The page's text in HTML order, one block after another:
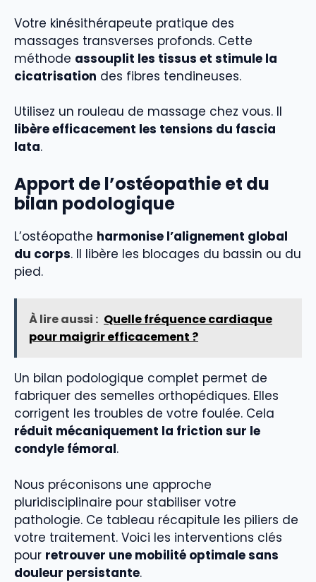
Votre kinésithérapeute pratique des
massages transverses profonds. Cette
méthode assouplit les tissus et stimule la
cicatrisation des fibres tendineuses.
Utilisez un rouleau de massage chez vous. Il
libère efficacement les tensions du fascia
lata.
Apport de l’ostéopathie et du
bilan podologique
L’ostéopathe harmonise l’alignement global
du corps. Il libère les blocages du bassin ou du
pied.
À lire aussi : Quelle fréquence cardiaque
pour maigrir efficacement ?
Un bilan podologique complet permet de
fabriquer des semelles orthopédiques. Elles
corrigent les troubles de votre foulée. Cela
réduit mécaniquement la friction sur le
condyle fémoral.
Nous préconisons une approche
pluridisciplinaire pour stabiliser votre
pathologie. Ce tableau récapitule les piliers de
votre traitement. Voici les interventions clés
pour retrouver une mobilité optimale sans
douleur persistante.